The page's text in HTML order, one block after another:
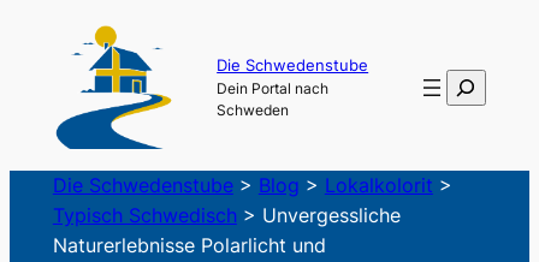
springen
Die Schwedenstube
Dein Portal nach
Schweden
Suchen
Die Schwedenstube> Blog > Lokalkolorit >
Typisch Schwedisch > Unvergessliche
Naturerlebnisse Polarlicht und